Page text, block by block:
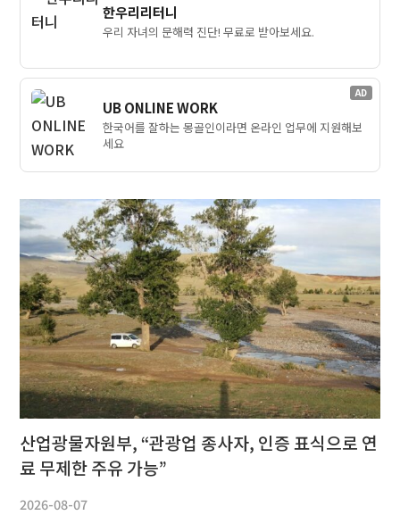
한우리리터니
우리 자녀의 문해력 진단! 무료로 받아보세요.
AD
UB ONLINE WORK
한국어를 잘하는 몽골인이라면 온라인 업무에 지원해보
세요
산업광물자원부, “관광업 종사자, 인증 표식으로 연
료 무제한 주유 가능”
2026-08-07